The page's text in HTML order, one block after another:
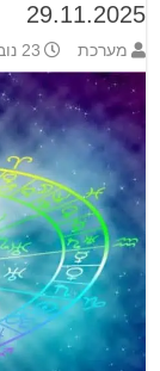
29.11.2025
מערכת 23 נובמבר 2025 7:18